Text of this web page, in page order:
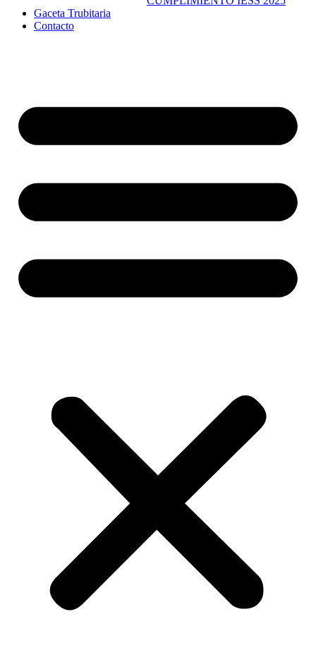
Gaceta Trubitaria
Contacto